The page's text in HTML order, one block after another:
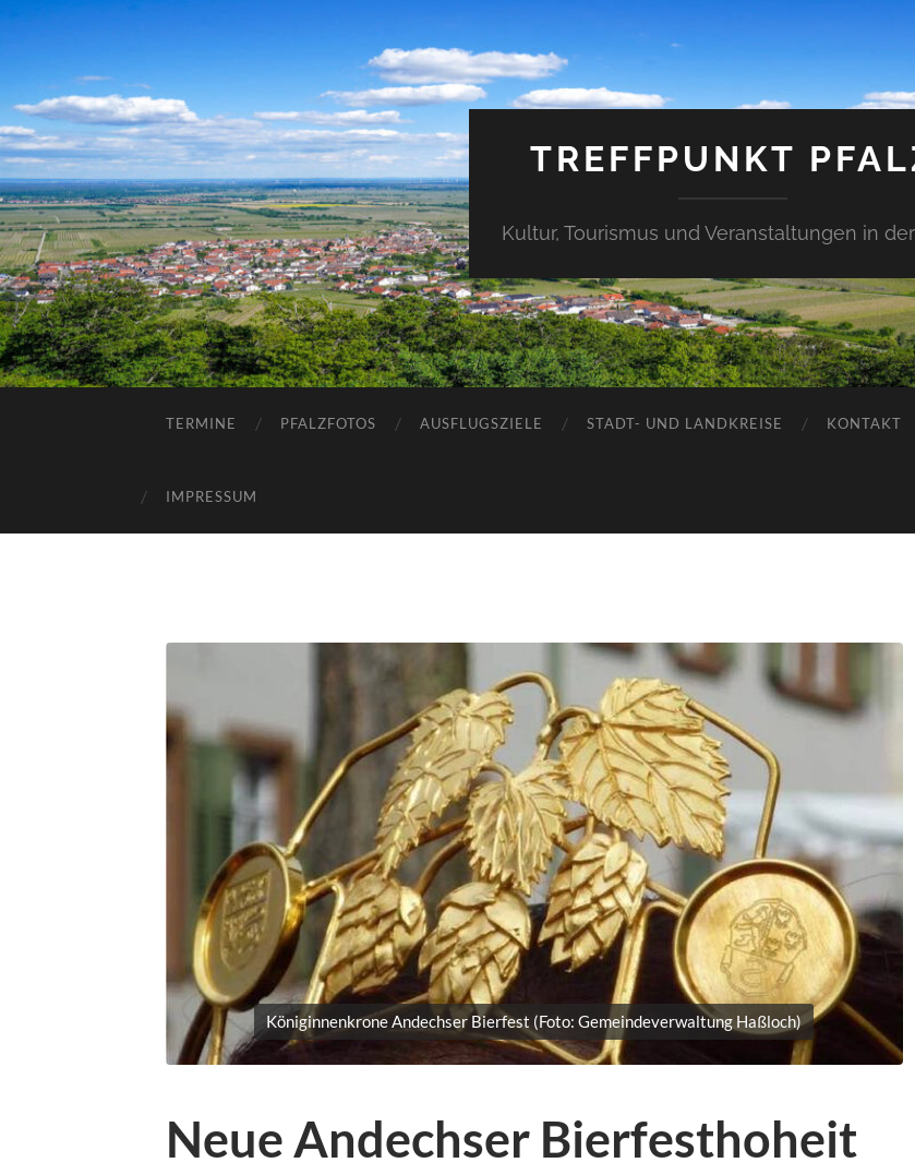
TREFFPUNKT
Kultur, Tourismus und Veranstaltungen in
TERMINE PFALZFOTOS AUSFLUGSZIELE STADT- UND LANDKREISE KONTAKT
IMPRESSUM
Königinnenkrone Andechser Bierfest (Foto: Gemeindeverwaltung Haßloch)
Neue Andechser Bierfesthoheit